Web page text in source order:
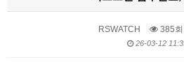
RSWATCH 385회
26-03-12